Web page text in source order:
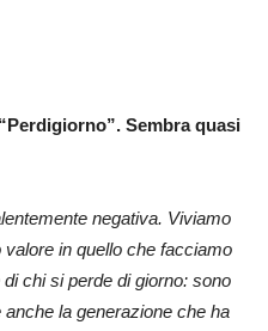
“Perdigiorno”. Sembra quasi
negativa. Viviamo
in quello che facciamo
chi si perde di giorno: sono
anche la generazione che ha